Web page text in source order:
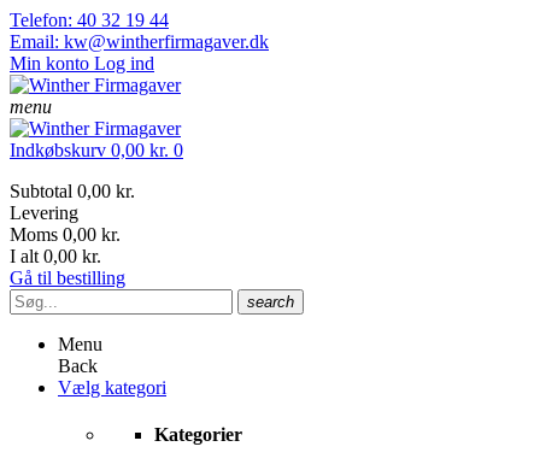
Telefon: 40 32 19 44
Email: kw@wintherfirmagaver.dk
Min konto Log ind
menu
Indkøbskurv 0,00 kr. 0
Subtotal 0,00 kr.
Levering
Moms 0,00 kr.
I alt 0,00 kr.
Gå til bestilling
search
Menu
Back
Vælg kategori
Kategorier